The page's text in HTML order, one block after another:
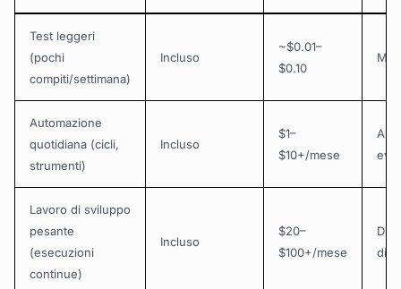
Test leggeri
(pochi
compiti/settimana)
Incluso
~$0.01–
$0.10
Automazione
quotidiana (cicli,
strumenti)
Incluso
$1–
$10+/mese
Lavoro di sviluppo
pesante
(esecuzioni
continue)
Incluso
$20–
$100+/mese
di